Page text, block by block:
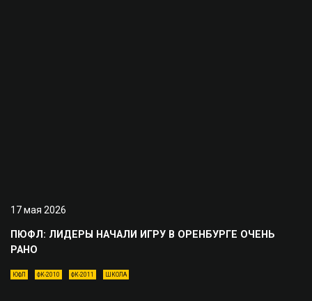
17 мая 2026
ПЮФЛ: ЛИДЕРЫ НАЧАЛИ ИГРУ В ОРЕНБУРГЕ ОЧЕНЬ
РАНО
ЮФЛ ФК-2010 ФК-2011 ШКОЛА